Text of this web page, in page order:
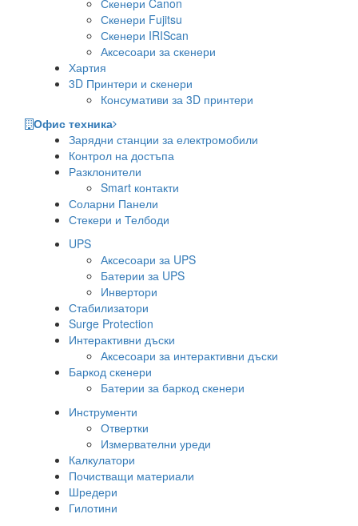
Скенери Canon
Скенери Fujitsu
Скенери IRIScan
Аксесоари за скенери
Хартия
3D Принтери и скенери
Консумативи за 3D принтери
Офис техника
Зарядни станции за електромобили
Контрол на достъпа
Разклонители
Smart контакти
Соларни Панели
Стекери и Телбоди
UPS
Аксесоари за UPS
Батерии за UPS
Инвертори
Стабилизатори
Surge Protection
Интерактивни дъски
Аксесоари за интерактивни дъски
Баркод скенери
Батерии за баркод скенери
Инструменти
Отвертки
Измервателни уреди
Калкулатори
Почистващи материали
Шредери
Гилотини